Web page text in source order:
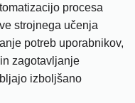
procesa
strojnega učenja
potreb uporabnikov,
zagotavljanje
izboljšano